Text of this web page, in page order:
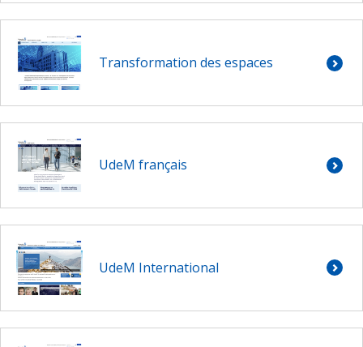
Transformation des espaces
UdeM français
UdeM International